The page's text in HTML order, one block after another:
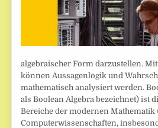
algebraischer Form darzustellen.
können Aussagenlogik und
mathematisch analysiert werden.
als Boolean Algebra bezeichnet) ist
Bereiche der modernen Mathematik
Computerwissenschaften,